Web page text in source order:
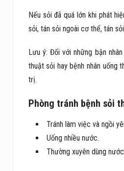
Nếu sỏi đã quá lớn khi phát
sỏi, tán sỏi ngoài cơ thể, tán
Lưu ý: Đối với những bận
thuật sỏi hay bệnh nhân uống
trị.
Phòng tránh bệnh sỏi
Tránh làm việc và ngồi
Uống nhiều nước.
Thường xuyên dùng